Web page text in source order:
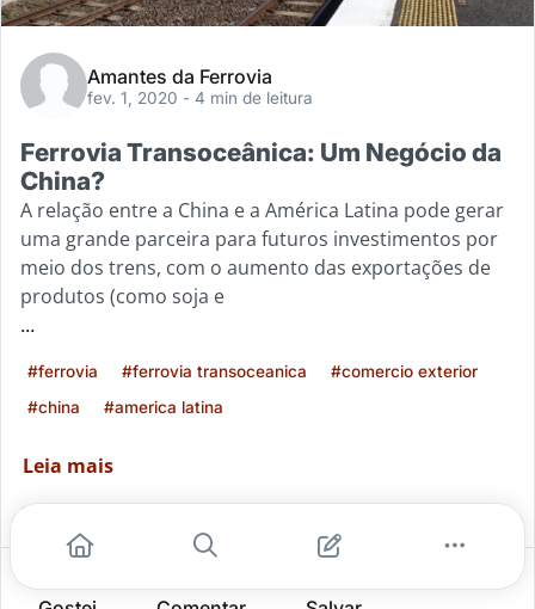
Amantes da Ferrovia
fev. 1, 2020 - 4 min de leitura
Ferrovia Transoceânica: Um Negócio da
China?
A relação entre a China e a América Latina pode gerar
uma grande parceira para futuros investimentos por
meio dos trens, com o aumento das exportações de
produtos (como soja e
...
#ferrovia #ferrovia transoceanica
#comercio exterior
#china
#america latina
Leia mais
0